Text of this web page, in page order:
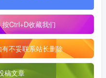
按Ctrl+D收藏我们
不妥联系站长删除
稿文章